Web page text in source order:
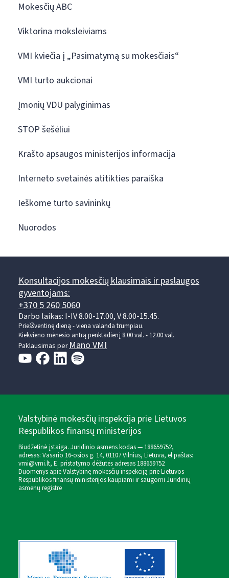
Mokesčių ABC
Viktorina moksleiviams
VMI kviečia į „Pasimatymą su mokesčiais“
VMI turto aukcionai
Įmonių VDU palyginimas
STOP šešėliui
Krašto apsaugos ministerijos informacija
Interneto svetainės atitikties paraiška
Ieškome turto savininkų
Nuorodos
Konsultacijos mokesčių klausimais ir paslaugos
gyventojams:
+370 5 260 5060
Darbo laikas: I-IV 8.00-17.00, V 8.00-15.45.
Prieššventinę dieną - viena valanda trumpiau.
Kiekvieno mėnesio antrą penktadienį 8.00 val. - 12.00 val.
Paklausimas perMano VMI
Valstybinė mokesčių inspekcija prie Lietuvos
Respublikos finansų ministerijos
Biudžetinė įstaiga. Juridinio asmens kodas — 188659752,
adresas: Vasario 16-osios g. 14, 01107 Vilnius, Lietuva, el.paštas:
vmi@vmi.lt, E. pristatymo dėžutės adresas 188659752
Duomenys apie Valstybinę mokesčių inspekciją prie Lietuvos
Respublikos finansų ministerijos kaupiami ir saugomi Juridinių
asmenų registre